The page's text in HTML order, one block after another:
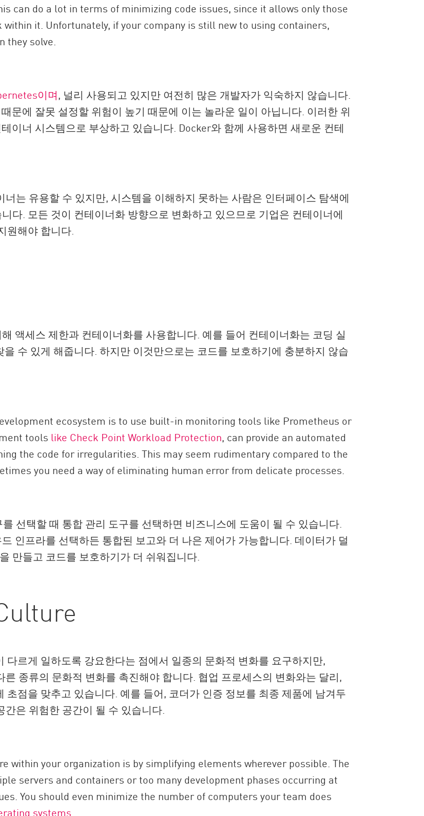
can do a lot in terms of minimizing code issues, since it allows only those
it. Unfortunately, if your company is still new to using containers,
they solve.
이며, 널리 사용되고 있지만 여전히 많은 개발자가 익숙하지 않습니다.
문에 잘못 설정할 위험이 높기 때문에 이는 놀라운 일이 아닙니다. 이러한 위
이너 시스템으로 부상하고 있습니다. Docker와 함께 사용하면 새로운 컨테
는 유용할 수 있지만, 시스템을 이해하지 못하는 사람은 인터페이스 탐색에
다. 모든 것이 컨테이너화 방향으로 변화하고 있으므로 기업은 컨테이너에
원해야 합니다.
액세스 제한과 컨테이너화를 사용합니다. 예를 들어 컨테이너화는 코딩 실
수 있게 해줍니다. 하지만 이것만으로는 코드를 보호하기에 충분하지 않습
ecosystem is to use built-in monitoring tools like Prometheus or
tools like Check Point Workload Protection, can provide an automated
the code for irregularities. This may seem rudimentary compared to the
you need a way of eliminating human error from delicate processes.
선택할 때 통합 관리 도구를 선택하면 비즈니스에 도움이 될 수 있습니다.
인프라를 선택하든 통합된 보고와 더 나은 제어가 가능합니다. 데이터가 덜
만들고 코드를 보호하기가 더 쉬워집니다.
다르게 일하도록 강요한다는 점에서 일종의 문화적 변화를 요구하지만,
종류의 문화적 변화를 촉진해야 합니다. 협업 프로세스의 변화와는 달리,
점을 맞추고 있습니다. 예를 들어, 코더가 인증 정보를 최종 제품에 남겨두
은 위험한 공간이 될 수 있습니다.
within your organization is by simplifying elements wherever possible. The
servers and containers or too many development phases occurring at
You should even minimize the number of computers your team does
systems